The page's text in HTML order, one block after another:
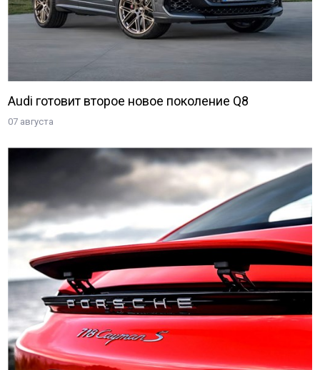
Audi готовит второе новое поколение Q8
07 августа